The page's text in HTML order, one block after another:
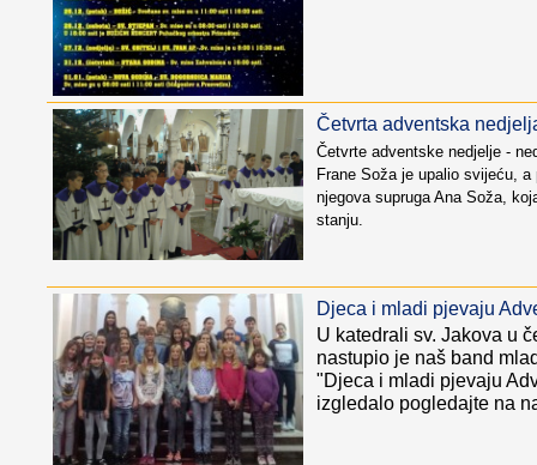
Četvrta adventska
Četvrte adventske nedjelje -
Frane Soža je upalio svijeću,
njegova supruga Ana Soža,
stanju.
Djeca i mladi pjevaju
U katedrali sv. Jakova u
nastupio je naš band
"Djeca i mladi pjevaju
izgledalo pogledajte na